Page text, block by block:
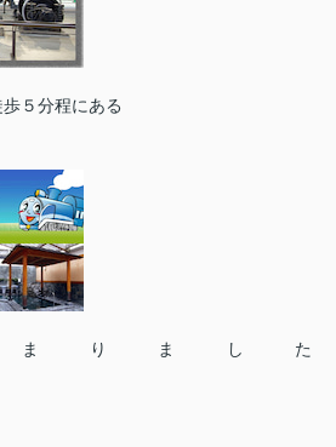
５分程にある
りました